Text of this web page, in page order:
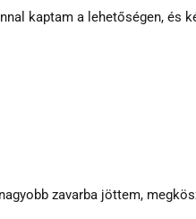
kaptam a lehetőségen, és
zavarba jöttem,